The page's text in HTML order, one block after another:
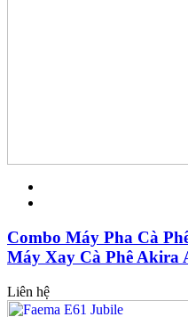
Combo Máy Pha Cà
Máy Xay Cà Phê Akira
Liên hệ